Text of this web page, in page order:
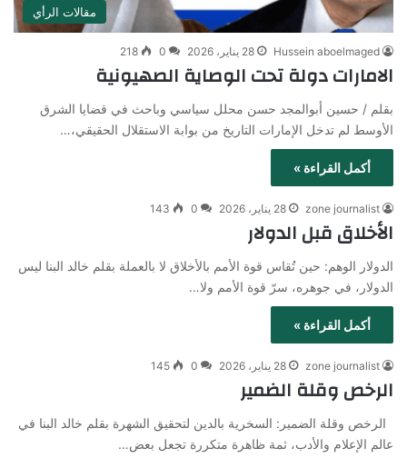
مقالات الرأي
Hussein aboelmaged 28 يناير، 2026 0
218
الامارات دولة تحت الوصاية الصهيونية
بقلم / حسين أبوالمجد حسن محلل سياسي وباحث في قضايا الشرق
الأوسط لم تدخل الإمارات التاريخ من بوابة الاستقلال الحقيقي،…
أكمل القراءة »
zone journalist 28 يناير، 2026 0
143
الأخلاق قبل الدولار
الدولار الوهم: حين تُقاس قوة الأمم بالأخلاق لا بالعملة بقلم خالد البنا ليس
الدولار، في جوهره، سرّ قوة الأمم ولا…
أكمل القراءة »
zone journalist 28 يناير، 2026 0
145
الرخص وقلة الضمير
الرخص وقلة الضمير: السخرية بالدين لتحقيق الشهرة بقلم خالد البنا في
عالم الإعلام والأدب، ثمة ظاهرة متكررة تجعل بعض…